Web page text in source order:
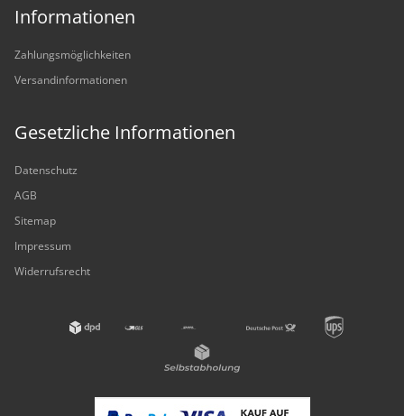
Informationen
Zahlungsmöglichkeiten
Versandinformationen
Gesetzliche Informationen
Datenschutz
AGB
Sitemap
Impressum
Widerrufsrecht